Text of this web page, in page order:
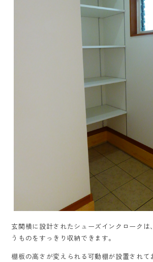
玄関横に設計されたシューズインクロークは
うものをすっきり収納できます。
棚板の高さが変えられる可動棚が設置され